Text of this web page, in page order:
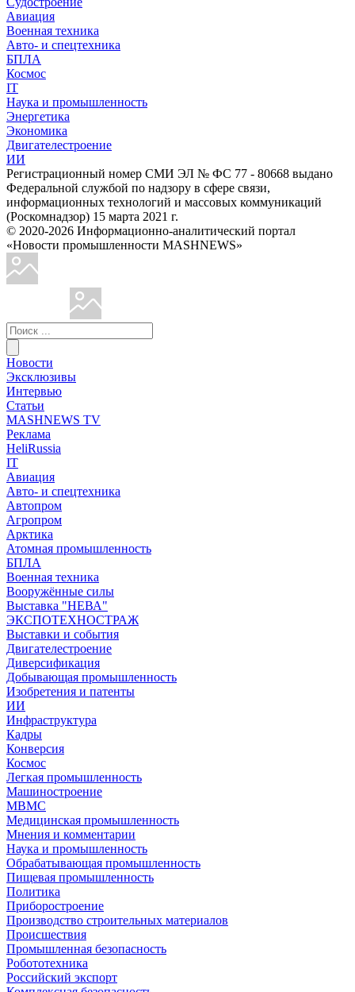
Авиация
Военная техника
Авто- и спецтехника
БПЛА
Космос
IT
Наука и промышленность
Энергетика
Экономика
Двигателестроение
ИИ
Регистрационный номер СМИ ЭЛ № ФС 77 - 80668 выдано
Федеральной службой по надзору в сфере связи,
информационных технологий и массовых коммуникаций
(Роскомнадзор) 15 марта 2021 г.
© 2020-2026 Информационно-аналитический портал
«Новости промышленности MASHNEWS»
Новости
Эксклюзивы
Интервью
Статьи
MASHNEWS TV
Реклама
HeliRussia
IT
Авиация
Авто- и спецтехника
Автопром
Агропром
Арктика
Атомная промышленность
БПЛА
Военная техника
Вооружённые силы
Выставка "НЕВА"
ЭКСПОТЕХНОСТРАЖ
Выставки и события
Двигателестроение
Диверсификация
Добывающая промышленность
Изобретения и патенты
ИИ
Инфраструктура
Кадры
Конверсия
Космос
Легкая промышленность
Машиностроение
МВМС
Медицинская промышленность
Мнения и комментарии
Наука и промышленность
Обрабатывающая промышленность
Пищевая промышленность
Политика
Приборостроение
Производство строительных материалов
Происшествия
Промышленная безопасность
Робототехника
Российский экспорт